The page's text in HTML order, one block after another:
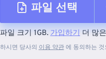
파일 선택
장치에서
일 크기 1GB. 가입하기 더 많
시면 당사의 이용 약관에 동의하는 것